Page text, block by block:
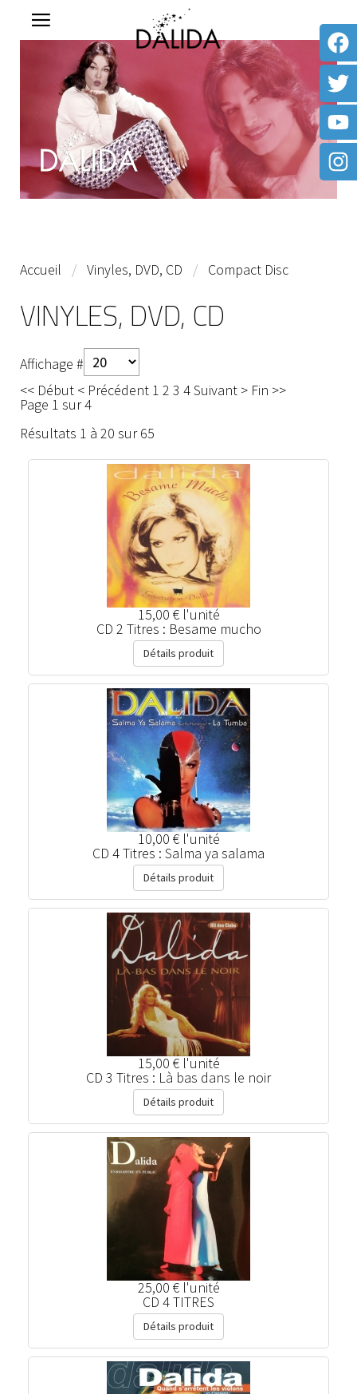
Accueil Vinyles, DVD, CD Compact Disc
VINYLES, DVD, CD
Affichage #
<< Début < Précédent 1 2 3 4Suivant > Fin >>
Page 1 sur 4
Résultats 1 à 20 sur 65
15,00 € l'unité
CD 2 Titres : Besame mucho
Détails produit
10,00 € l'unité
CD 4 Titres : Salma ya salama
Détails produit
15,00 € l'unité
CD 3 Titres : Là bas dans le noir
Détails produit
25,00 € l'unité
CD 4 TITRES
Détails produit